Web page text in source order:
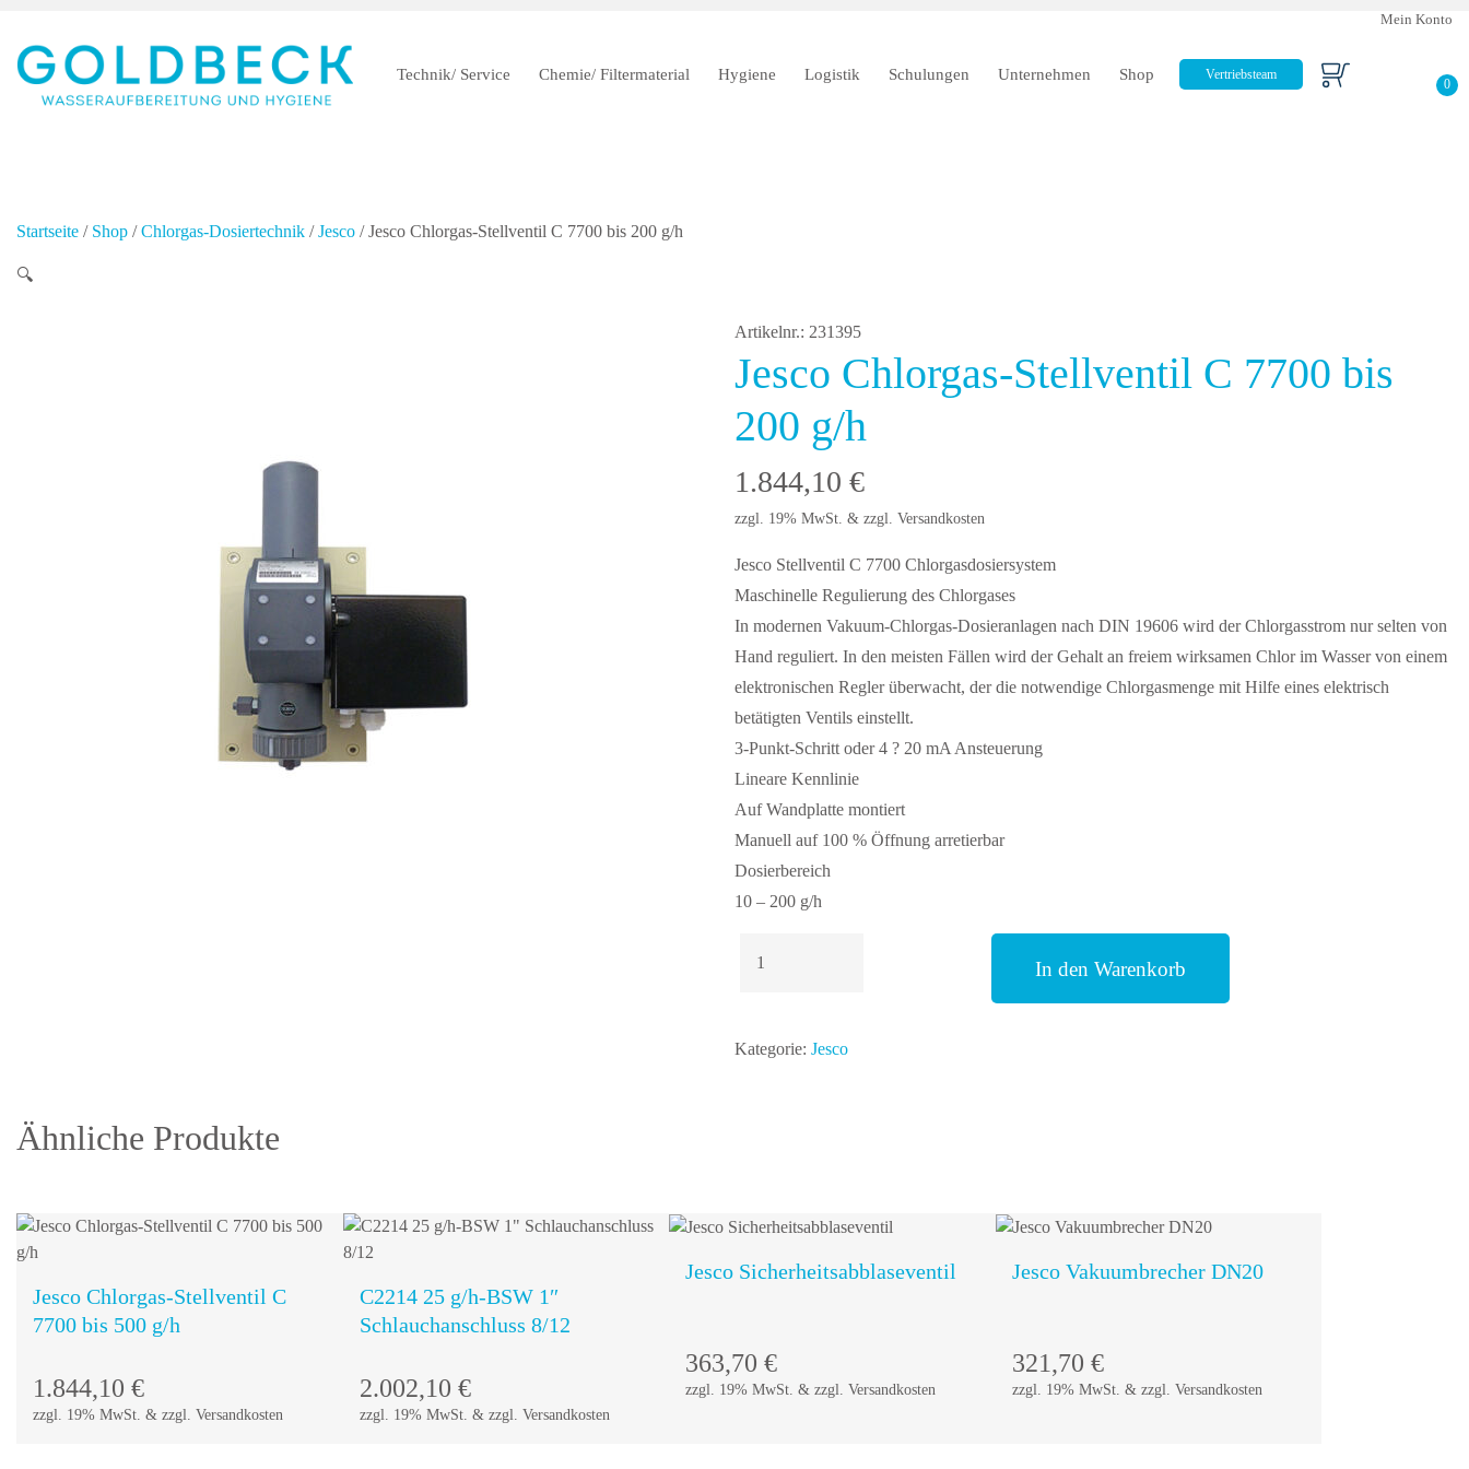
Mein Konto
Technik/ Service Chemie/ Filtermaterial Hygiene Logistik Schulungen Unternehmen Shop Vertriebsteam
0
Startseite / Shop /Chlorgas-Dosiertechnik /Jesco / Jesco Chlorgas-Stellventil C 7700 bis 200 g/h
🔍
Artikelnr.: 231395
Jesco Chlorgas-Stellventil C 7700 bis
200 g/h
1.844,10 €
zzgl. 19% MwSt. & zzgl. Versandkosten
Jesco Stellventil C 7700 Chlorgasdosiersystem
Maschinelle Regulierung des Chlorgases
In modernen Vakuum-Chlorgas-Dosieranlagen nach DIN 19606 wird der Chlorgasstrom nur selten von
Hand reguliert. In den meisten Fällen wird der Gehalt an freiem wirksamen Chlor im Wasser von einem
elektronischen Regler überwacht, der die notwendige Chlorgasmenge mit Hilfe eines elektrisch
betätigten Ventils einstellt.
3-Punkt-Schritt oder 4 ? 20 mA Ansteuerung
Lineare Kennlinie
Auf Wandplatte montiert
Manuell auf 100 % Öffnung arretierbar
Dosierbereich
10 – 200 g/h
Chlorgas-
7700
In den Warenkorb
Kategorie: Jesco
Ähnliche Produkte
Jesco Chlorgas-Stellventil C
7700 bis 500 g/h
1.844,10 €
zzgl. 19% MwSt. & zzgl. Versandkosten
C2214 25 g/h-BSW 1″
Schlauchanschluss 8/12
2.002,10 €
zzgl. 19% MwSt. & zzgl. Versandkosten
Jesco Sicherheitsabblaseventil
363,70 €
zzgl. 19% MwSt. & zzgl. Versandkosten
Jesco Vakuumbrecher DN20
321,70 €
zzgl. 19% MwSt. & zzgl. Versandkosten